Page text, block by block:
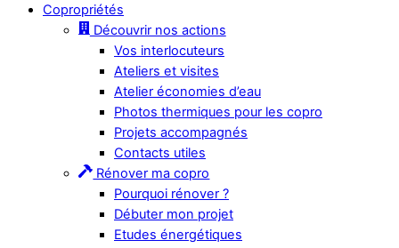
Copropriétés
Découvrir nos actions
Vos interlocuteurs
Ateliers et visites
Atelier économies d’eau
Photos thermiques pour les copro
Projets accompagnés
Contacts utiles
Rénover ma copro
Pourquoi rénover ?
Débuter mon projet
Etudes énergétiques